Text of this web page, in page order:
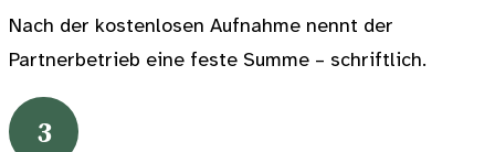
Nach der kostenlosen Aufnahme nennt der
Partnerbetrieb eine feste Summe – schriftlich.
3